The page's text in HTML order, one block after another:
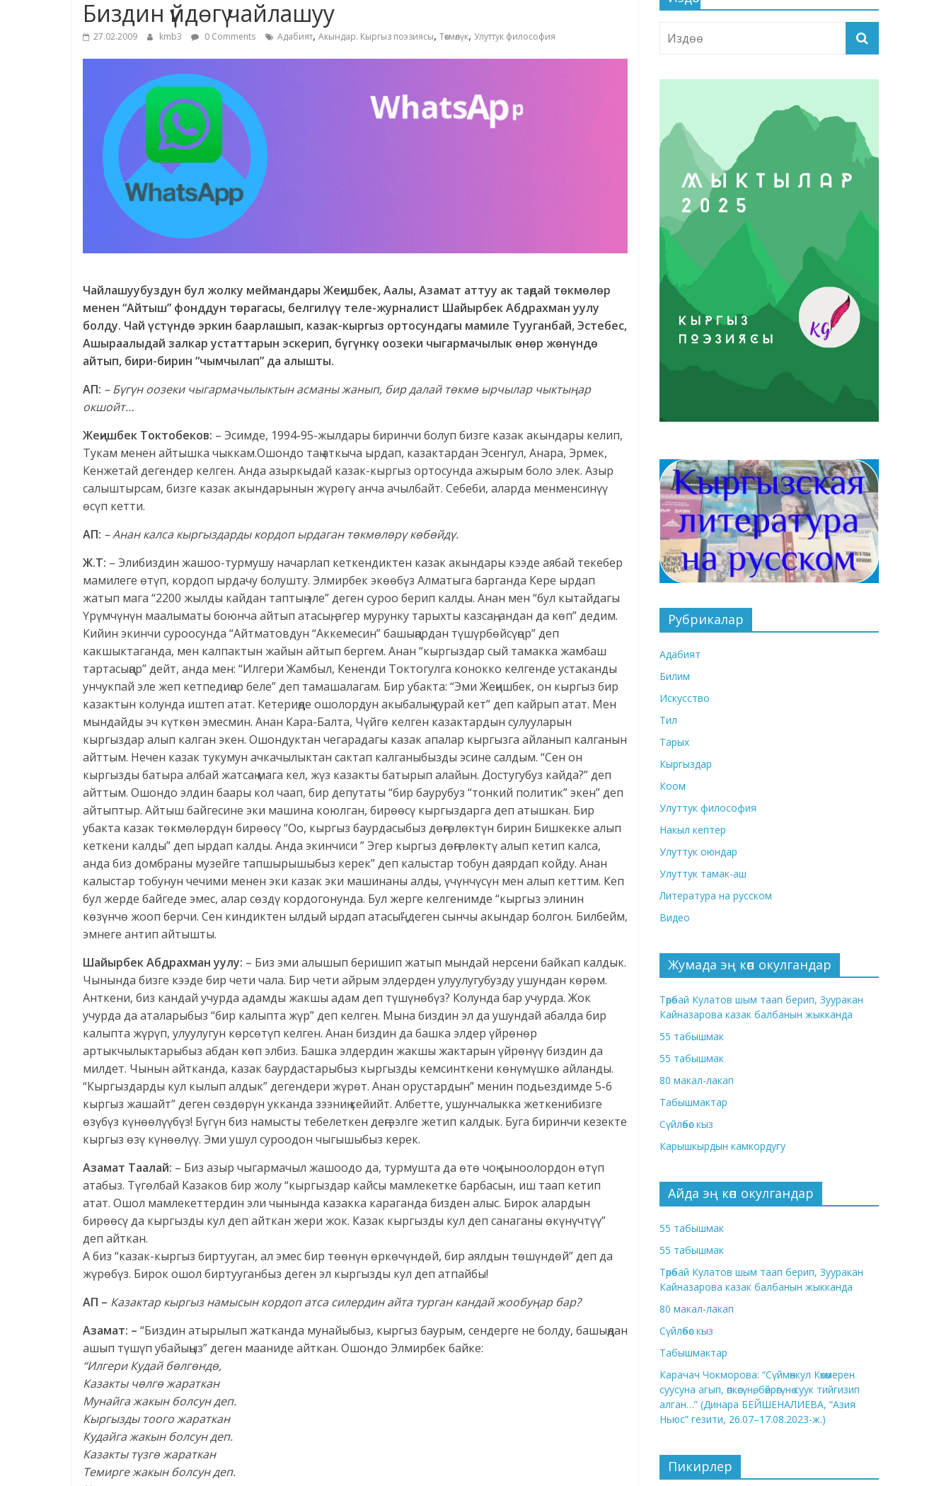
Биздин үйдөгү чайлашуу
27.02.2009 kmb3 0 Comments Адабият, Акындар. Кыргыз поэзиясы, Төкмөлүк, Улуттук философия
Чайлашуубуздун бул жолку меймандары Жеңишбек, Аалы, Азамат аттуу ак таңдай төкмөлөр
менен “Айтыш” фонддун төрагасы, белгилүү теле-журналист Шайырбек Абдрахман уулу
болду. Чай үстүндө эркин баарлашып, казак-кыргыз ортосундагы мамиле Тууганбай, Эстебес,
Ашыраалыдай залкар устаттарын эскерип, бүгүнкү оозеки чыгармачылык өнөр жөнүндө
айтып, бири-бирин “чымчылап” да алышты.
АП: – Бүгүн оозеки чыгармачылыктын асманы жанып, бир далай төкмө ырчылар чыктыңар
окшойт…
Жеңишбек Токтобеков: – Эсимде, 1994-95-жылдары биринчи болуп бизге казак акындары келип,
Тукам менен айтышка чыккам.Ошондо таң аткыча ырдап, казактардан Эсенгул, Анара, Эрмек,
Кенжетай дегендер келген. Анда азыркыдай казак-кыргыз ортосунда ажырым боло элек. Азыр
салыштырсам, бизге казак акындарынын жүрөгү анча ачылбайт. Себеби, аларда менменсинүү
өсүп кетти.
АП: – Анан калса кыргыздарды кордоп ырдаган төкмөлөрү көбөйдү.
Ж.Т: – Элибиздин жашоо-турмушу начарлап кеткендиктен казак акындары кээде аябай текебер
мамилеге өтүп, кордоп ырдачу болушту. Элмирбек экөөбүз Алматыга барганда Кере ырдап
жатып мага “2200 жылды кайдан таптың эле” деген суроо берип калды. Анан мен “бул кытайдагы
Үрүмчүнүн маалыматы боюнча айтып атасың, эгер мурунку тарыхты казсаң, андан да көп” дедим.
Кийин экинчи суроосунда “Айтматовдун “Аккемесин” башыңардан түшүрбөйсүңөр” деп
какшыктаганда, мен калпактын жайын айтып бергем. Анан “кыргыздар сый тамакка жамбаш
тартасыңар” дейт, анда мен: “Илгери Жамбыл, Кененди Токтогулга конокко келгенде устаканды
унчукпай эле жеп кетпедиңер беле” деп тамашалагам. Бир убакта: “Эми Жеңишбек, он кыргыз бир
казактын колунда иштеп атат. Кетериңде ошолордун акыбалың сурай кет” деп кайрып атат. Мен
мындайды эч күткөн эмесмин. Анан Кара-Балта, Чүйгө келген казактардын сулууларын
кыргыздар алып калган экен. Ошондуктан чегарадагы казак апалар кыргызга айланып калганын
айттым. Нечен казак тукумун ачкачылыктан сактап калганыбызды эсине салдым. “Сен он
кыргызды батыра албай жатсаң мага кел, жүз казакты батырып алайын. Достугубуз кайда?” деп
айттым. Ошондо элдин баары кол чаап, бир депутаты “бир баурубуз “тонкий политик” экен” деп
айтыптыр. Айтыш байгесине эки машина коюлган, бирөөсү кыргыздарга деп атышкан. Бир
убакта казак төкмөлөрдүн бирөөсү “Оо, кыргыз баурдасыбыз дөңгөлөктүн бирин Бишкекке алып
кеткени калды” деп ырдап калды. Анда экинчиси ” Эгер кыргыз дөңгөлөктү алып кетип калса,
анда биз домбраны музейге тапшырышыбыз керек” деп калыстар тобун даярдап койду. Анан
калыстар тобунун чечими менен эки казак эки машинаны алды, үчүнчүсүн мен алып кеттим. Кеп
бул жерде байгеде эмес, алар сөздү кордогонунда. Бул жерге келгенимде “кыргыз элинин
көзүнчө жооп берчи. Сен киндиктен ылдый ырдап атасың” деген сынчы акындар болгон. Билбейм,
эмнеге антип айтышты.
Шайырбек Абдрахман уулу: – Биз эми алышып беришип жатып мындай нерсени байкап калдык.
Чынында бизге кээде бир чети чала. Бир чети айрым элдерден улуулугубузду ушундан көрөм.
Анткени, биз кандай учурда адамды жакшы адам деп түшүнөбүз? Колунда бар учурда. Жок
учурда да аталарыбыз “бир калыпта жүр” деп келген. Мына биздин эл да ушундай абалда бир
калыпта жүрүп, улуулугун көрсөтүп келген. Анан биздин да башка элдер үйрөнөр
артыкчылыктарыбыз абдан көп элбиз. Башка элдердин жакшы жактарын үйрөнүү биздин да
милдет. Чынын айтканда, казак баурдастарыбыз кыргызды кемсинткени көнүмүшкө айланды.
“Кыргыздарды кул кылып алдык” дегендери жүрөт. Анан орустардын” менин подьездимде 5-6
кыргыз жашайт” деген сөздөрүн укканда зээниң кейийт. Албетте, ушунчалыкка жеткенибизге
өзүбүз күнөөлүүбүз! Бүгүн биз намысты тебелеткен деңгээлге жетип калдык. Буга биринчи кезекте
кыргыз өзү күнөөлүү. Эми ушул суроодон чыгышыбыз керек.
Азамат Таалай: – Биз азыр чыгармачыл жашоодо да, турмушта да өтө чоң сыноолордон өтүп
атабыз. Түгөлбай Казаков бир жолу “кыргыздар кайсы мамлекетке барбасын, иш таап кетип
атат. Ошол мамлекеттердин эли чынында казакка караганда бизден алыс. Бирок алардын
бирөөсү да кыргызды кул деп айткан жери жок. Казак кыргызды кул деп санаганы өкүнүчтүү”
деп айткан.
А биз “казак-кыргыз биртууган, ал эмес бир төөнүн өркөчүндөй, бир аялдын төшүндөй” деп да
жүрөбүз. Бирок ошол биртууганбыз деген эл кыргызды кул деп атпайбы!
АП – Казактар кыргыз намысын кордоп атса силердин айта турган кандай жообуңар бар?
Азамат: – “Биздин атырылып жатканда мунайыбыз, кыргыз баурым, сендерге не болду, башыңдан
ашып түшүп убайыңыз” деген мааниде айткан. Ошондо Элмирбек байке:
“Илгери Кудай бөлгөндө,
Казакты чөлгө жараткан
Мунайга жакын болсун деп.
Кыргызды тоого жараткан
Кудайга жакын болсун деп.
Казакты түзгө жараткан
Темирге жакын болсун деп.
Рубрикалар
Адабият
Билим
Искусство
Тил
Тарых
Кыргыздар
Коом
Улуттук философия
Накыл кептер
Улуттук оюндар
Улуттук тамак-аш
Литература на русском
Видео
Жумада эң көп окулгандар
Төрөбай Кулатов шым таап берип, Зууракан
Кайназарова казак балбанын жыкканда
55 табышмак
55 табышмак
80 макал-лакап
Табышмактар
Сүйлөбөс кыз
Карышкырдын камкордугу
Айда эң көп окулгандар
55 табышмак
55 табышмак
Төрөбай Кулатов шым таап берип, Зууракан
Кайназарова казак балбанын жыкканда
80 макал-лакап
Сүйлөбөс кыз
Табышмактар
Карачач Чокморова: “Сүймөнкул Көкөмерен
суусуна агып, өпкөсүнө, бөйрөгүнө суук тийгизип
алган…” (Динара БЕЙШЕНАЛИЕВА, “Азия
Ньюс” гезити, 26.07–17.08.2023-ж.)
Пикирлер